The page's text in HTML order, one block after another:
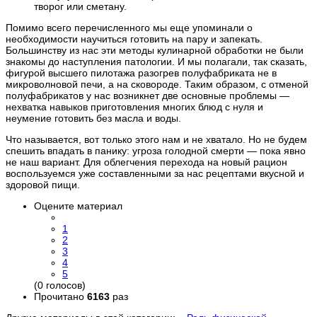
творог или сметану.
Помимо всего перечисленного мы еще упоминали о
необходимости научиться готовить на пару и запекать.
Большинству из нас эти методы кулинарной обработки не были
знакомы до наступления патологии. И мы полагали, так сказать,
фигурой высшего пилотажа разогрев полуфабриката не в
микроволновой печи, а на сковороде. Таким образом, с отменой
полуфабрикатов у нас возникнет две основные проблемы —
нехватка навыков приготовления многих блюд с нуля и
неумение готовить без масла и воды.
Что называется, вот только этого нам и не хватало. Но не будем
спешить впадать в панику: угроза голодной смерти — пока явно
не наш вариант. Для облегчения перехода на новый рацион
воспользуемся уже составленными за нас рецептами вкусной и
здоровой пищи.
Оцените материал
1
2
3
4
5
(0 голосов)
Прочитано 6163 раз